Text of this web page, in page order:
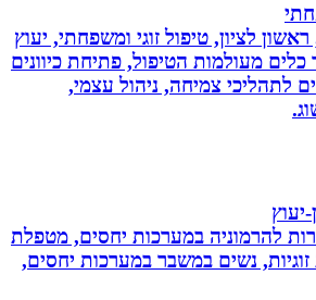
לציון, טיפול זוגי ומשפחתי, יעוץ
מעולמות הטיפול, פתיחת כיוונים
צמיחה, ניהול עצמי,
להרמוניה במערכות יחסים, מטפלת
נשים במשבר במערכות יחסים,